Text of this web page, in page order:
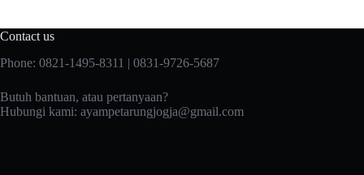
Contact us
Phone: 0821-1495-8311 | 0831-9726-5687
Butuh bantuan, atau pertanyaan?
Hubungi kami: ayampetarungjogja@gmail.com